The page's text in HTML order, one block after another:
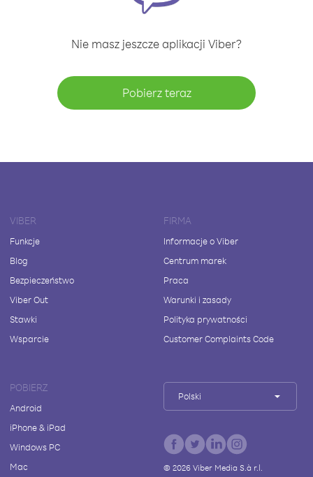
Nie masz jeszcze aplikacji Viber?
Pobierz teraz
VIBER
Funkcje
Blog
Bezpieczeństwo
Viber Out
Stawki
Wsparcie
FIRMA
Informacje o Viber
Centrum marek
Praca
Warunki i zasady
Polityka prywatności
Customer Complaints Code
POBIERZ
Android
iPhone & iPad
Windows PC
Mac
Polski
© 2026Viber Media S.à r.l.